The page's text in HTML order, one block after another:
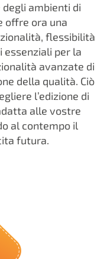
ambienti di
offre ora una
flessibilità
per la
avanzate di
della qualità. Ciò
l’edizione di
alle vostre
al contempo il
futura.